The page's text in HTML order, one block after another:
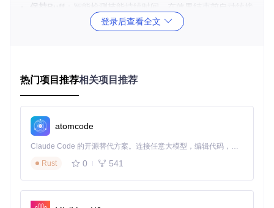
保持Buff ：智能检测技能持续时间，在效果结束前自动续接
：按预设顺序循环触发多个技能组合
多配置管理系统
对应宏，满足玩家在不同游戏场景下的快速调整需求。
辅助功能模块
右侧功能区集成多种实用辅助工具，包括：
登录后查看全文
热门项目推荐相关项目推荐
atomcode
Claude Code 的开源替代方案。连接任意大模型，编辑代码，运行命令，自动验证 — 全自动执行。用 Rust 构建，极致性能。 ｜ An open-source alternative to Claude Code. Connect any LLM, edit code, run commands, and verify changes — autonomously. Built in Rust for speed. Get Started
Rust
0 541